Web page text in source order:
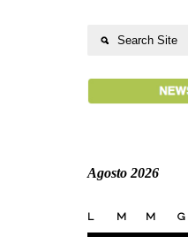
Agosto 2026
L M M G